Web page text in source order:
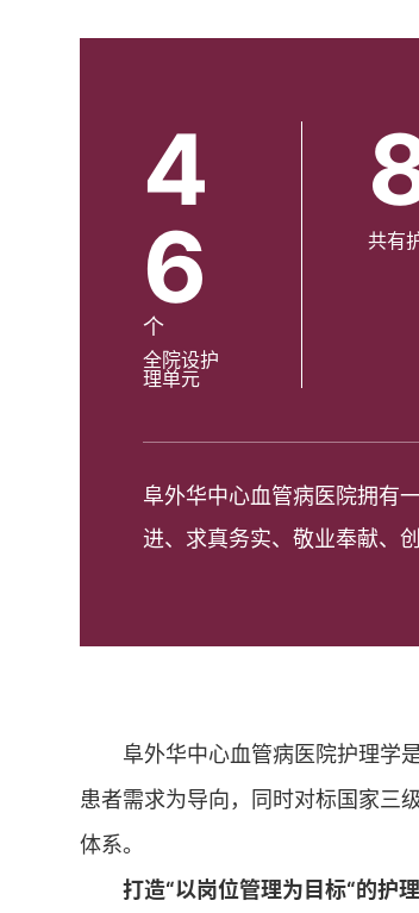
4
6
个
全院设护
理单元
共有
阜外华中心血管病医院拥有
进、求真务实、敬业奉献、
阜外华中心血管病医院护理学
患者需求为导向，同时对标国家三
体系。
打造“以岗位管理为目标“的护